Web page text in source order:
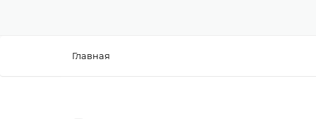
Главная